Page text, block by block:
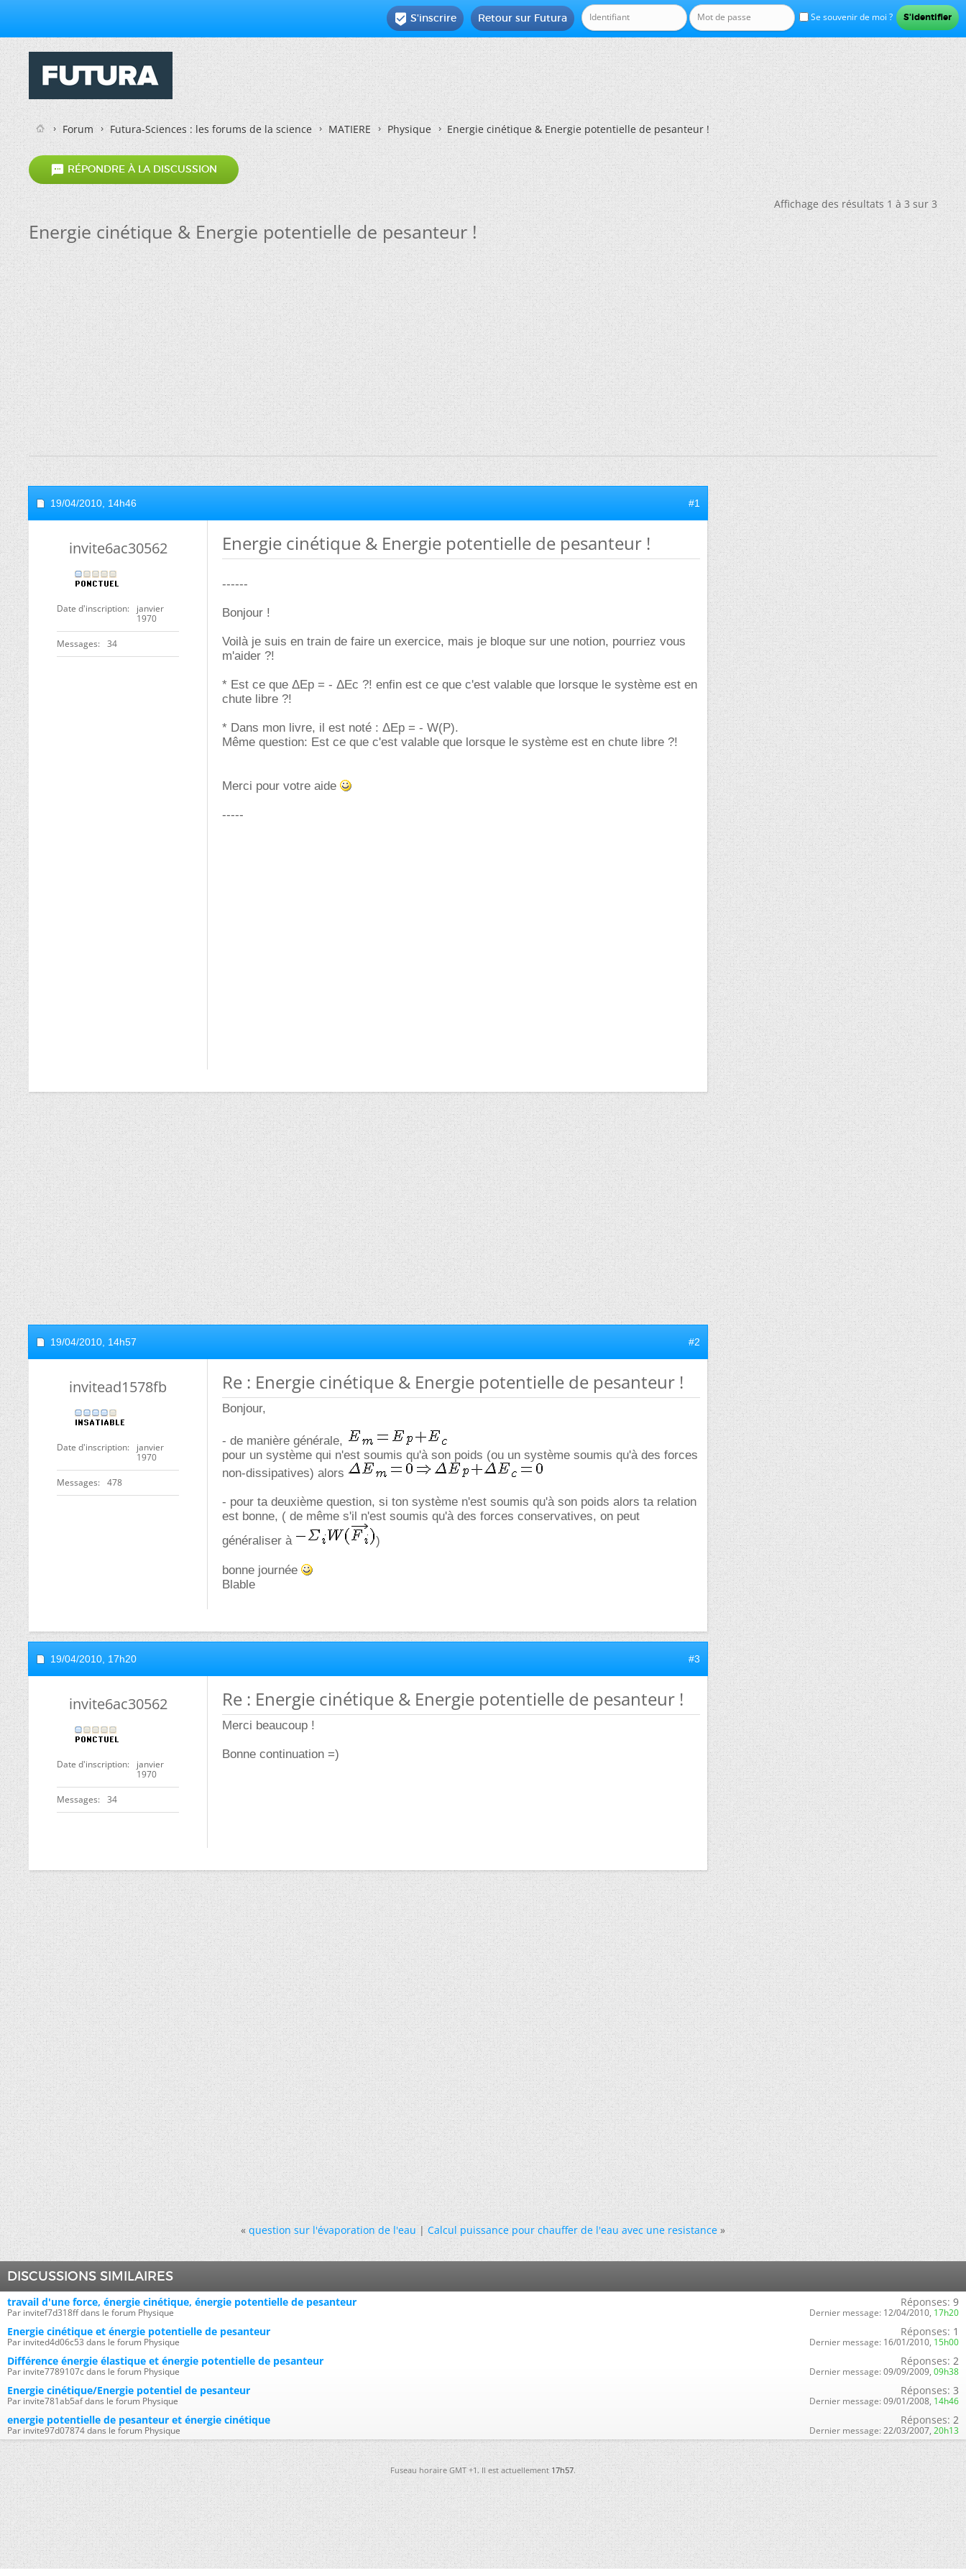
Se souvenir de moi ?
Retour sur Futura
 S'inscrire
Forum Futura-Sciences : les forums de la science MATIERE Physique Energie cinétique & Energie potentielle de pesanteur !
 RÉPONDRE À LA DISCUSSION
Affichage des résultats 1 à 3 sur 3
Energie cinétique & Energie potentielle de pesanteur !
19/04/2010, 14h46 #1
invite6ac30562
Date d'inscription
janvier
1970
Messages 34
Energie cinétique & Energie potentielle de pesanteur !
------
Bonjour !
Voilà je suis en train de faire un exercice, mais je bloque sur une notion, pourriez vous
m'aider ?!
* Est ce que ΔEp = - ΔEc ?! enfin est ce que c'est valable que lorsque le système est en
chute libre ?!
* Dans mon livre, il est noté : ΔEp = - W(P).
Même question: Est ce que c'est valable que lorsque le système est en chute libre ?!
Merci pour votre aide
-----
19/04/2010, 14h57 #2
invitead1578fb
Date d'inscription
janvier
1970
Messages 478
Re : Energie cinétique & Energie potentielle de pesanteur !
Bonjour,
- de manière générale,
pour un système qui n'est soumis qu'à son poids (ou un système soumis qu'à des forces
non-dissipatives) alors
- pour ta deuxième question, si ton système n'est soumis qu'à son poids alors ta relation
est bonne, ( de même s'il n'est soumis qu'à des forces conservatives, on peut
généraliser à
)
bonne journée
Blable
19/04/2010, 17h20 #3
invite6ac30562
Date d'inscription
janvier
1970
Messages 34
Re : Energie cinétique & Energie potentielle de pesanteur !
Merci beaucoup !
Bonne continuation =)
« question sur l'évaporation de l'eau|Calcul puissance pour chauffer de l'eau avec une resistance »
DISCUSSIONS SIMILAIRES
travail d'une force, énergie cinétique, énergie potentielle de pesanteur
Par invitef7d318ff dans le forum Physique
Réponses: 9
Dernier message: 12/04/2010, 17h20
Energie cinétique et énergie potentielle de pesanteur
Par invited4d06c53 dans le forum Physique
Réponses: 1
Dernier message: 16/01/2010, 15h00
Différence énergie élastique et énergie potentielle de pesanteur
Par invite7789107c dans le forum Physique
Réponses: 2
Dernier message: 09/09/2009, 09h38
Energie cinétique/Energie potentiel de pesanteur
Par invite781ab5af dans le forum Physique
Réponses: 3
Dernier message: 09/01/2008, 14h46
energie potentielle de pesanteur et énergie cinétique
Par invite97d07874 dans le forum Physique
Réponses: 2
Dernier message: 22/03/2007, 20h13
Fuseau horaire GMT +1. Il est actuellement17h57.